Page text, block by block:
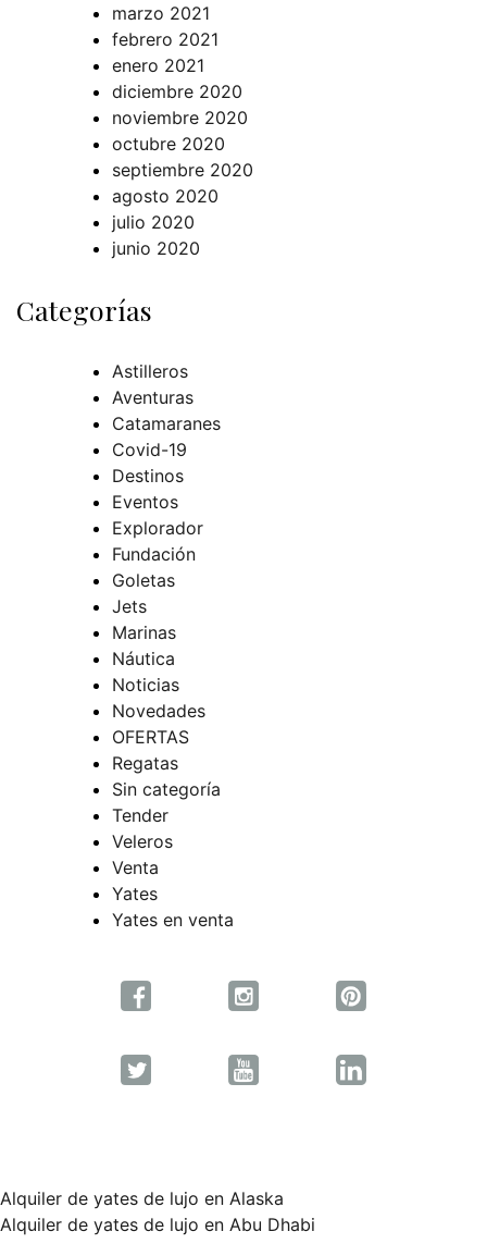
marzo 2021
febrero 2021
enero 2021
diciembre 2020
noviembre 2020
octubre 2020
septiembre 2020
agosto 2020
julio 2020
junio 2020
Categorías
Astilleros
Aventuras
Catamaranes
Covid-19
Destinos
Eventos
Explorador
Fundación
Goletas
Jets
Marinas
Náutica
Noticias
Novedades
OFERTAS
Regatas
Sin categoría
Tender
Veleros
Venta
Yates
Yates en venta
Navegación
Alquiler de yates de lujo en Alaska
Alquiler de yates de lujo en Abu Dhabi